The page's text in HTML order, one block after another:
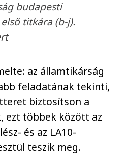
budapesti
titkára (b-j).
az államtikárság
feladatának tekinti,
biztosítson a
ezt többek között az
és az LA10-
teszik meg.